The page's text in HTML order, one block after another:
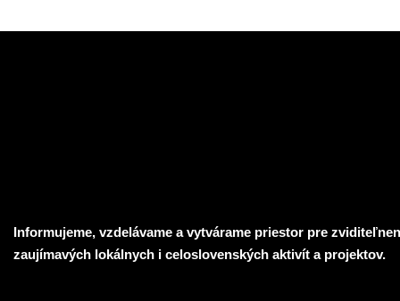
Informujeme, vzdelávame a vytvárame priestor pre
zaujímavých lokálnych i celoslovenských aktivít a projektov.